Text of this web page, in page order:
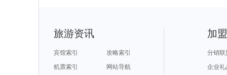
旅游资讯
宾馆索引
攻略索引
机票索引
网站导航
加
分销联
企业礼